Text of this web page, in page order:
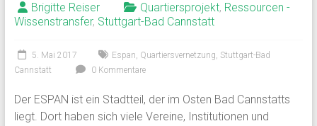
Brigitte Reiser Quartiersprojekt, Ressourcen -
Wissenstransfer, Stuttgart-Bad Cannstatt
5. Mai 2017 Espan, Quartiersvernetzung, Stuttgart-Bad
Cannstatt
0 Kommentare
Der ESPAN ist ein Stadtteil, der im Osten Bad Cannstatts
liegt. Dort haben sich viele Vereine, Institutionen und